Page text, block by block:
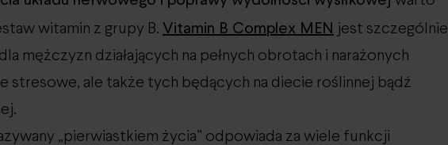
witamin z grupy B. Vitamin B Complex MEN jest szczególnie
mężczyzn działających na pełnych obrotach i narażonych
stresowe, ale także tych będących na diecie roślinnej bądź
„pierwiastkiem życia” odpowiada za wiele funkcji